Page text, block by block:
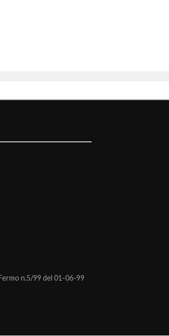
n.5/99 del 01-06-99